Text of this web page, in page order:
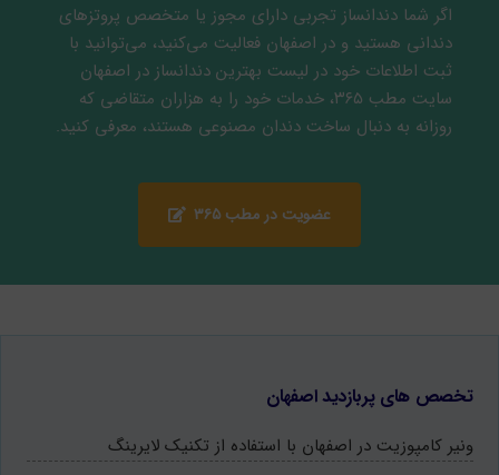
اگر شما دندانساز تجربی دارای مجوز یا متخصص پروتزهای
دندانی هستید و در اصفهان فعالیت می‌کنید، می‌توانید با
ثبت اطلاعات خود در لیست بهترین دندانساز در اصفهان
سایت مطب ۳۶۵، خدمات خود را به هزاران متقاضی که
روزانه به دنبال ساخت دندان مصنوعی هستند، معرفی کنید.
عضویت در مطب ۳۶۵
تخصص های پربازدید اصفهان
ونیر کامپوزیت در اصفهان با استفاده از تکنیک لایرینگ